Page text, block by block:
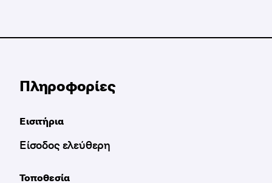
Πληροφορίες
Εισιτήρια
Είσοδος ελεύθερη
Τοποθεσία